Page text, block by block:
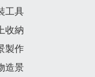
工具
收納
製作
造景